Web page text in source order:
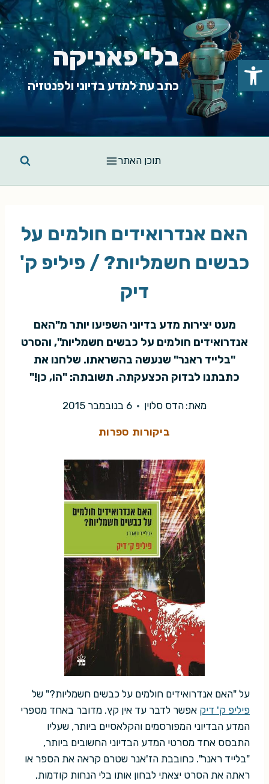
Skip
to
content
בלי פאניקה
כתב עת למדע בדיוני ולפנטזיה
תוכן האתר
האם אנדרואידים חולמים על
כבשים חשמליות? / פיליפ ק'
דיק
מעט יצירות מדע בדיוני השפיעו יותר מ"האם
אנדרואידים חולמים על כבשים חשמליות", והסרט
"בלייד ראנר" שנעשה בהשראתו. שלחנו את
כתבתנו לבדוק הכצעקתה. תשובתה: "הו, כן!"
מאת: הדס סלוין 6 בנובמבר 2015
ביקורות ספרות
על "האם אנדרואידים חולמים על כבשים חשמליות?" של
פיליפ ק' דיק אפשר לדבר עד אין קץ. מדובר באחד מספרי
המדע הבדיוני המפורסמים והקלאסיים ביותר, שעליו
התבסס אחד מסרטי המדע הבדיוני החשובים ביותר,
"בלייד ראנר". כחובבת הז'אנר שטרם קראה את הספר או
ראתה את הסרט יצאתי לבחון אותו בלי הנחות קודמות,
פתח סרגל נגישות